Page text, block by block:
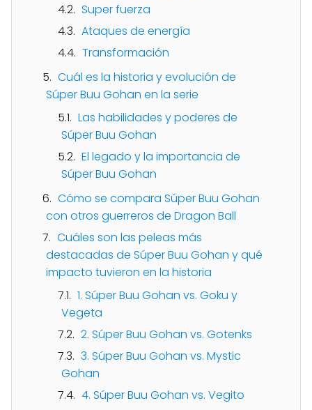
Super fuerza
Ataques de energía
Transformación
Cuál es la historia y evolución de
Súper Buu Gohan en la serie
Las habilidades y poderes de
Súper Buu Gohan
El legado y la importancia de
Súper Buu Gohan
Cómo se compara Súper Buu Gohan
con otros guerreros de Dragon Ball
Cuáles son las peleas más
destacadas de Súper Buu Gohan y qué
impacto tuvieron en la historia
1. Súper Buu Gohan vs. Goku y
Vegeta
2. Súper Buu Gohan vs. Gotenks
3. Súper Buu Gohan vs. Mystic
Gohan
4. Súper Buu Gohan vs. Vegito